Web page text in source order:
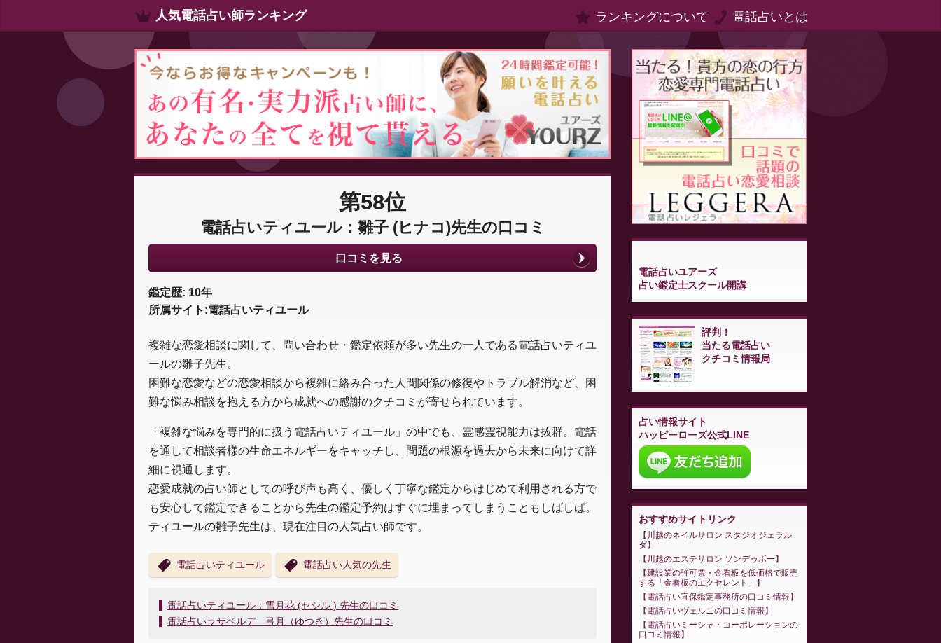
人気電話占い師ランキング ランキングについて 電話占いとは
第58位
電話占いティユール：雛子 (ヒナコ)先生の口コミ
口コミを見る
鑑定歴: 10年
所属サイト:電話占いティユール
複雑な恋愛相談に関して、問い合わせ・鑑定依頼が多い先生の一人である電話占いティユ
ールの雛子先生。
困難な恋愛などの恋愛相談から複雑に絡み合った人間関係の修復やトラブル解消など、困
難な悩み相談を抱える方から成就への感謝のクチコミが寄せられています。
「複雑な悩みを専門的に扱う電話占いティユール」の中でも、霊感霊視能力は抜群。電話
を通して相談者様の生命エネルギーをキャッチし、問題の根源を過去から未来に向けて詳
細に視通します。
恋愛成就の占い師としての呼び声も高く、優しく丁寧な鑑定からはじめて利用される方で
も安心して鑑定できることから先生の鑑定予約はすぐに埋まってしまうこともしばしば。
ティユールの雛子先生は、現在注目の人気占い師です。
電話占いティユール 電話占い人気の先生
投
稿
電話占いティユール：雪月花 (セシル ) 先生の口コミ
電話占いラサベルデ 弓月（ゆつき）先生の口コミ
電話占いユアーズ
占い鑑定士スクール開講
評判！
当たる電話占い
クチコミ情報局
占い情報サイト
ハッピーローズ公式LINE
おすすめサイトリンク
川越のネイルサロン スタジオジェラル
ダ
川越のエステサロン ソンデゥボー
建設業の許可票・金看板を低価格で販売
する「金看板のエクセレント」
電話占い宜保鑑定事務所の口コミ情報
電話占いヴェルニの口コミ情報
電話占いミーシャ・コーポレーションの
口コミ情報